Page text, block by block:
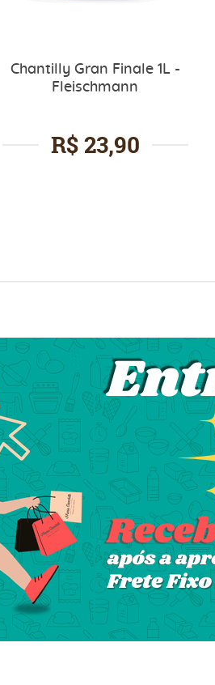
Chantilly Gran Finale 1L -
Fleischmann
R$ 23,90